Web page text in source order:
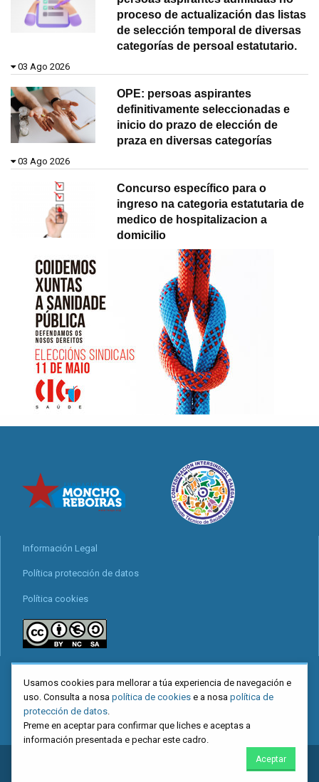
proceso de actualización das listas
de selección temporal de diversas
categorías de persoal estatutario.
03 Ago 2026
OPE: persoas aspirantes
definitivamente seleccionadas e
inicio do prazo de elección de
praza en diversas categorías
03 Ago 2026
Concurso específico para o
ingreso na categoria estatutaria de
medico de hospitalizacion a
domicilio
Información Legal
Política protección de datos
Política cookies
Mapa web
. Confederación Intersindical Galega - Miguel Ferro Caaveiro
Usamos cookies para mellorar a túa experiencia de navegación e
uso. Consulta a nosa política de cookies e a nosa política de
protección de datos
Preme en aceptar para confirmar que liches e aceptas a
información presentada e pechar este cadro.
Aceptar